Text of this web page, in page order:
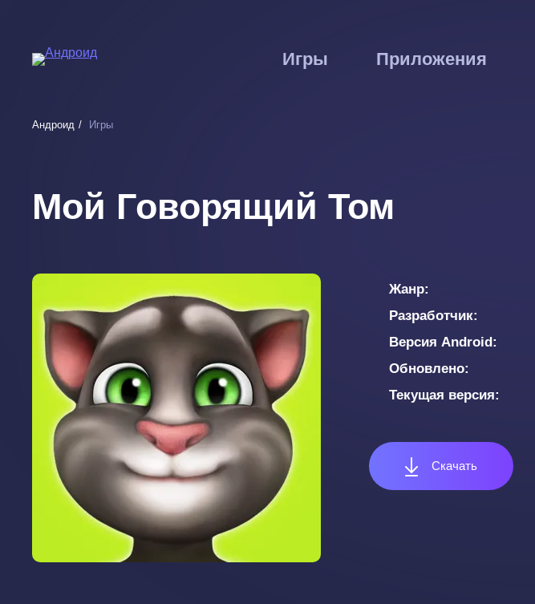
основному
Игры Приложения
Андроид Игры
Мой Говорящий Том
Жанр
Разработчик
Версия Android
Обновлено
Текущая версия
Скачать